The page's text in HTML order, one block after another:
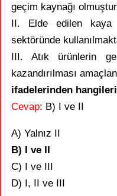
geçim kaynağı
II. Elde edilen kaya
sektöründe
III. Atık ürünlerin
kazandırılması
ifadelerinden
Cevap: B) I ve II
A) Yalnız II
B) I ve II
C) I ve III
D) I, II ve III